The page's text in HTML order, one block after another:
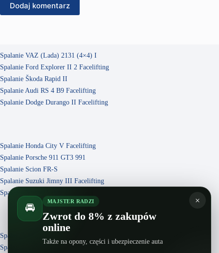
Dodaj komentarz
Spalanie VAZ (Lada) 2131 (4×4) I
Spalanie Ford Explorer II 2 Facelifting
Spalanie Škoda Rapid II
Spalanie Audi RS 4 B9 Facelifting
Spalanie Dodge Durango II Facelifting
Spalanie Honda City V Facelifting
Spalanie Porsche 911 GT3 991
Spalanie Scion FR-S
Spalanie Suzuki Jimny III Facelifting
Spalanie Nissan Altima U13
Spalanie Vauxhall Meriva II Facelifting
Spalanie Volkswagen Gol G5
×
🚘 MAJSTER RADZI
Zwrot do 8% z zakupów
online
Także na opony, części i ubezpieczenie auta